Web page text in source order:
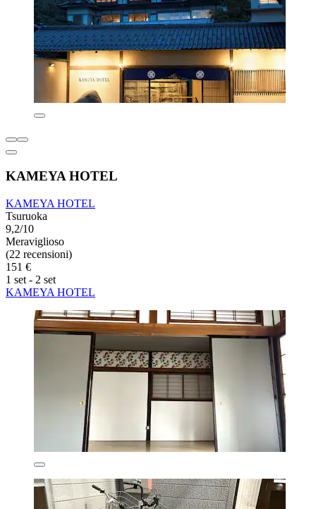
KAMEYA HOTEL
KAMEYA HOTEL
Tsuruoka
9,2/10
Meraviglioso
(22 recensioni)
151 €
1 set - 2 set
KAMEYA HOTEL